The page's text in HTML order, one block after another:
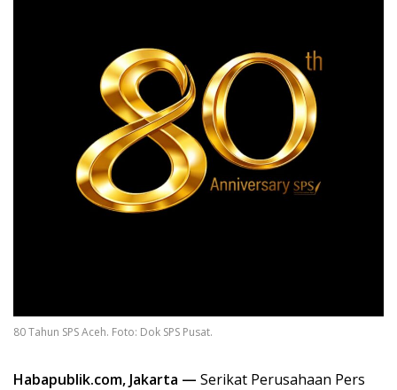
80 Tahun SPS Aceh. Foto: Dok SPS Pusat.
Habapublik.com, Jakarta — Serikat Perusahaan Pers